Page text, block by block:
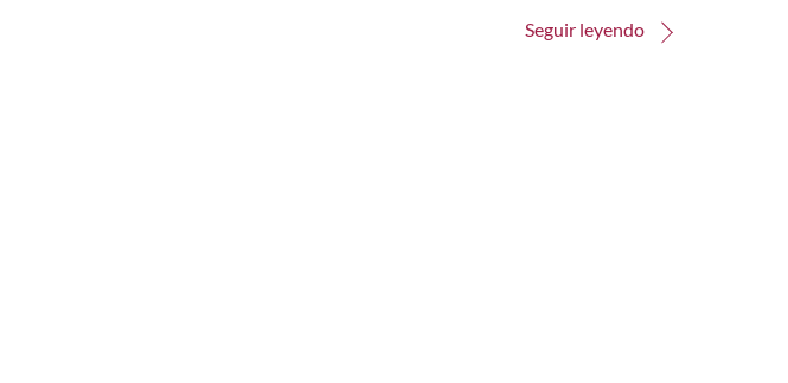
Seguir leyendo